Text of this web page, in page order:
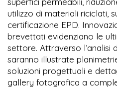
utilizzo di materiali riciclati,
certificazione EPD.
brevettati evidenziano le
settore. Attraverso l’analisi
saranno illustrate
soluzioni progettuali e
gallery fotografica a